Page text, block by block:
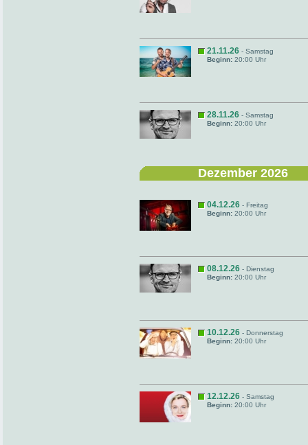
21.11.26 - Samstag
Beginn: 20:00 Uhr
28.11.26 - Samstag
Beginn: 20:00 Uhr
Dezember 2026
04.12.26 - Freitag
Beginn: 20:00 Uhr
08.12.26 - Dienstag
Beginn: 20:00 Uhr
10.12.26 - Donnerstag
Beginn: 20:00 Uhr
12.12.26 - Samstag
Beginn: 20:00 Uhr